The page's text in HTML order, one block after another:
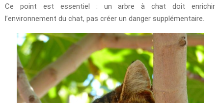
Ce point est essentiel : un arbre à chat doit enrichir
l’environnement du chat, pas créer un danger supplémentaire.